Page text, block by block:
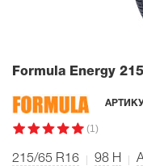
Formula Energy
(1)
215/65 R16 98 H